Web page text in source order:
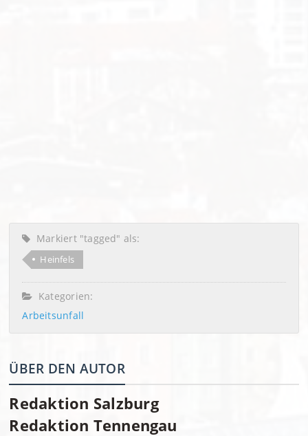
Markiert "tagged" als:
Heinfels
Kategorien:
Arbeitsunfall
ÜBER DEN AUTOR
Redaktion Salzburg
Redaktion Tennengau